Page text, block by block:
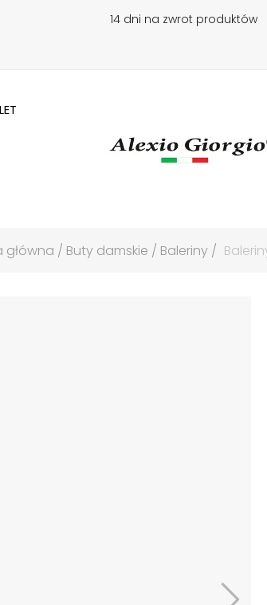
14 dni na zwrot produktów
główna Buty damskie Baleriny